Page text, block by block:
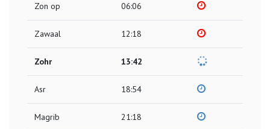
Zon op 06:06
Zawaal 12:18
Zohr 13:42
Asr 18:54
Magrib 21:18